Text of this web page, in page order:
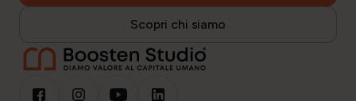
Scopri chi siamo